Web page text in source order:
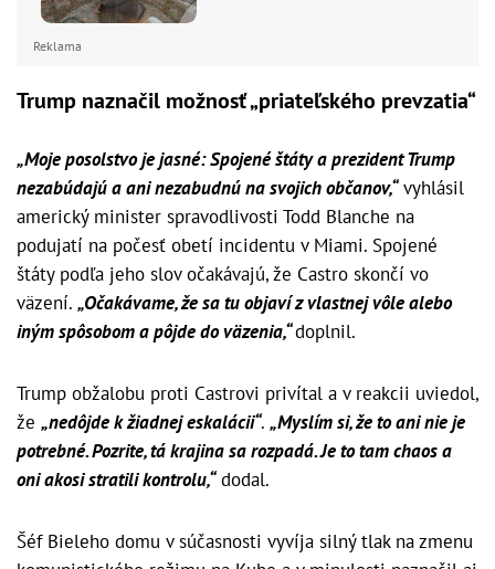
Reklama
Trump naznačil možnosť „priateľského prevzatia“
„Moje posolstvo je jasné: Spojené štáty a prezident Trump
nezabúdajú a ani nezabudnú na svojich občanov,“vyhlásil
americký minister spravodlivosti Todd Blanche na
podujatí na počesť obetí incidentu v Miami. Spojené
štáty podľa jeho slov očakávajú, že Castro skončí vo
väzení. „Očakávame, že sa tu objaví z vlastnej vôle alebo
iným spôsobom a pôjde do väzenia,“doplnil.
Trump obžalobu proti Castrovi privítal a v reakcii uviedol,
že „nedôjde k žiadnej eskalácii“. „Myslím si, že to ani nie je
potrebné. Pozrite, tá krajina sa rozpadá. Je to tam chaos a
oni akosi stratili kontrolu,“dodal.
Šéf Bieleho domu v súčasnosti vyvíja silný tlak na zmenu